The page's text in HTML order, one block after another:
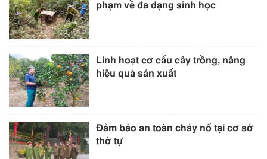
phạm về đa dạng sinh học
Linh hoạt cơ cấu cây trồng, nâng
hiệu quả sản xuất
Đảm bảo an toàn cháy nổ tại cơ sở
thờ tự